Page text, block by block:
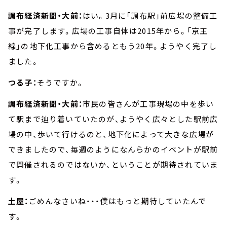
調布経済新聞・大前： はい。3月に「調布駅」前広場の整備工
事が完了します。広場の工事自体は2015年から。「京王
線」の地下化工事から含めるともう20年。ようやく完了し
ました。
つる子：そうですか。
調布経済新聞・大前：市民の皆さんが工事現場の中を歩い
て駅まで辿り着いていたのが、ようやく広々とした駅前広
場の中、歩いて行けるのと、地下化によって大きな広場が
できましたので、毎週のようになんらかのイベントが駅前
で開催されるのではないか、ということが期待されていま
す。
土屋： ごめんなさいね・・・僕はもっと期待していたんで
す。